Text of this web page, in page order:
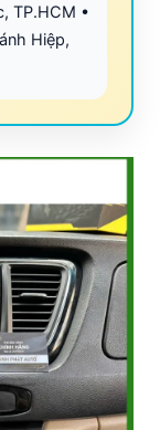
TP.HCM •
Hiệp,